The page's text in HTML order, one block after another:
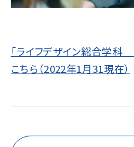
「ライフデザイン総合学
こちら（2022年1月31現在）